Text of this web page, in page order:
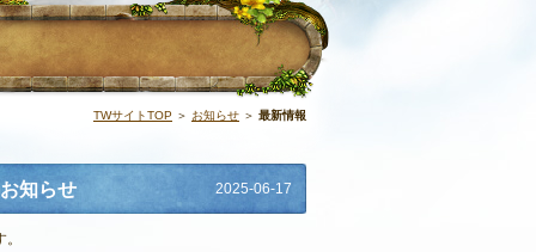
TWサイトTOP ＞ お知らせ ＞ 最新情報
知らせ 2025-06-17